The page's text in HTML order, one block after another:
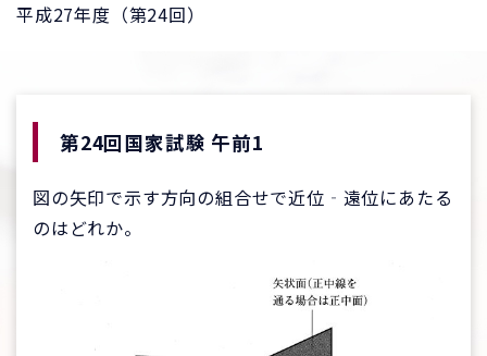
平成27年度（第24回）
第24回国家試験 午前1
図の矢印で示す方向の組合せで近位‐遠位にあたる
のはどれか。